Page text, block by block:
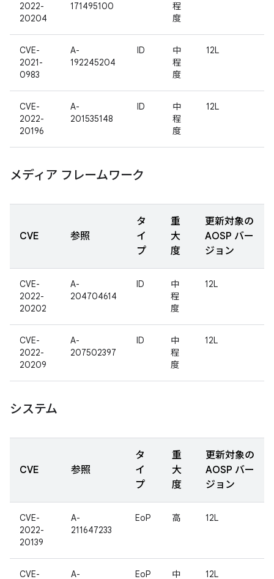
2022-
20204
171495100
程
度
CVE-
2021-
0983
A-
192245204
ID
中
程
度
12L
CVE-
2022-
20196
A-
201535148
ID
中
程
度
12L
メディア フレームワーク
CVE 参照
タ
イ
プ
重
大
度
更新対象の
AOSP バー
ジョン
CVE-
2022-
20202
A-
204704614
ID
中
程
度
12L
CVE-
2022-
20209
A-
207502397
ID
中
程
度
12L
システム
CVE 参照
タ
イ
プ
重
大
度
更新対象の
AOSP バー
ジョン
CVE-
2022-
20139
A-
211647233
EoP 高 12L
CVE- A- EoP 中 12L